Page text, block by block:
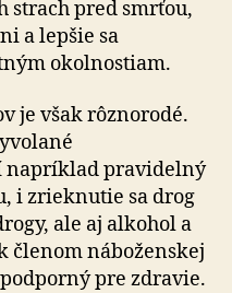
strach pred smrťou,
a lepšie sa
okol­nos­tiam.
je však rôznorodé.
na­prí­klad pra­vi­del­ný
i zrieknutie sa drog
ale aj alkohol a
členom náboženskej
pre zdravie.